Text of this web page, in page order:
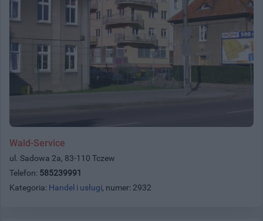
Wald-Service
ul. Sadowa 2a, 83-110 Tczew
Telefon: 585239991
Kategoria: Handel i usługi, numer: 2932